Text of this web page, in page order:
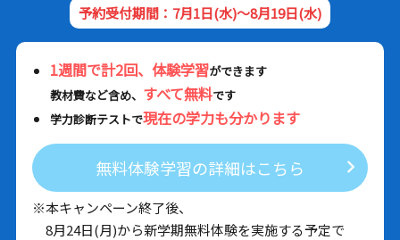
予約受付期間：7月1日(水)～8月19日(水)
1週間で計2回、体験学習ができます
教材費など含め、 すべて無料です
学力診断テストで現在の学力も分かります
無料体験学習の詳細はこちら
※本キャンペーン終了後、
8月24日(月)から新学期無料体験を実施する予定で